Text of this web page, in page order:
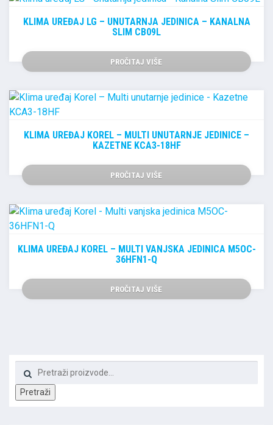
KLIMA UREĐAJ LG – UNUTARNJA JEDINICA – KANALNA
SLIM CB09L
PROČITAJ VIŠE
KLIMA UREĐAJ KOREL – MULTI UNUTARNJE JEDINICE –
KAZETNE KCA3-18HF
PROČITAJ VIŠE
KLIMA UREĐAJ KOREL – MULTI VANJSKA JEDINICA M5OC-
36HFN1-Q
PROČITAJ VIŠE
Pretraži